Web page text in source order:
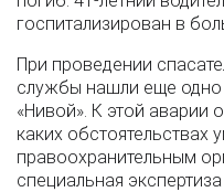
госпитализирован в
При проведении
службы нашли еще одно
«Нивой». К этой аварии
каких обстоятельствах
правоохранительным
специальная